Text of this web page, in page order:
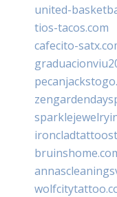
united-
tios-tacos.com
cafecito-